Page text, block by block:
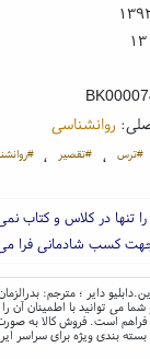
روانشناسی
#ترس ، #تقصیر ،
تنها در کلاس و کتاب
کسب شادمانی فرا می
دایر ؛ مترجم:
می توانید با اطمینان آن
فراهم است. فروش کالا
بسته بندی ویژه برای